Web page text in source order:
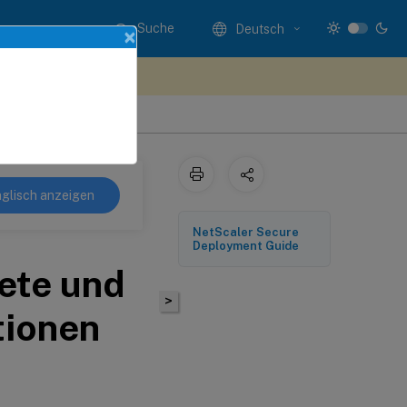
Suche Deutsch
anzeigen
und
>
NetScaler Secure
Deployment Guide
×